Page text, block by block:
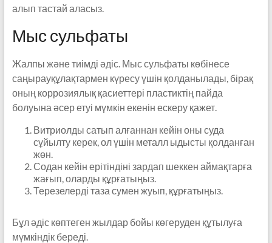
алып тастай аласыз.
Мыс сульфаты
Жалпы және тиімді әдіс. Мыс сульфаты көбінесе
саңырауқұлақтармен күресу үшін қолданылады, бірақ
оның коррозиялық қасиеттері пластиктің пайда
болуына әсер етуі мүмкін екенін ескеру қажет.
Витриолды сатып алғаннан кейін оны суда
сұйылту керек, ол үшін металл ыдысты қолданған
жөн.
Содан кейін ерітіндіні зардап шеккен аймақтарға
жағып, оларды құрғатыңыз.
Терезелерді таза сумен жуып, құрғатыңыз.
Бұл әдіс көптеген жылдар бойы көгеруден құтылуға
мүмкіндік береді.